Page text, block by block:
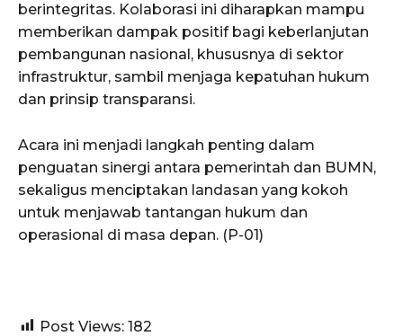
berintegritas. Kolaborasi ini diharapkan mampu
memberikan dampak positif bagi keberlanjutan
pembangunan nasional, khususnya di sektor
infrastruktur, sambil menjaga kepatuhan hukum
dan prinsip transparansi.
Acara ini menjadi langkah penting dalam
penguatan sinergi antara pemerintah dan BUMN,
sekaligus menciptakan landasan yang kokoh
untuk menjawab tantangan hukum dan
operasional di masa depan. (P-01)
Post Views: 182